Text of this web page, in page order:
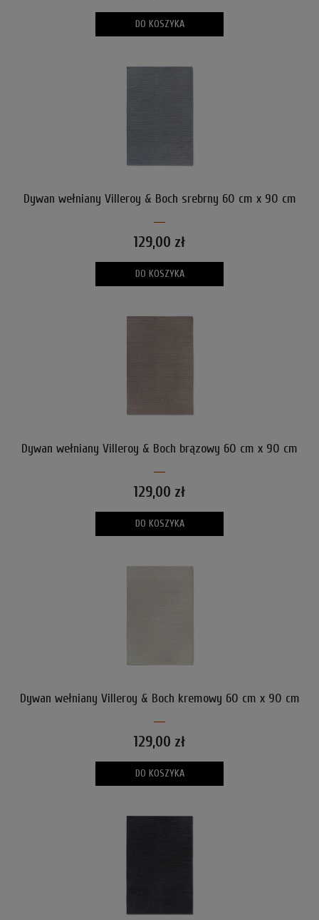
DO KOSZYKA
Dywan wełniany Villeroy & Boch srebrny 60 cm x 90 cm
129,00 zł
DO KOSZYKA
Dywan wełniany Villeroy & Boch brązowy 60 cm x 90 cm
129,00 zł
DO KOSZYKA
Dywan wełniany Villeroy & Boch kremowy 60 cm x 90 cm
129,00 zł
DO KOSZYKA